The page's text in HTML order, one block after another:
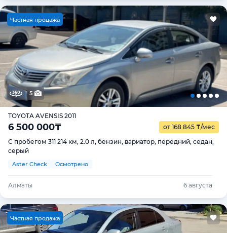
Частная продажа
5
TOYOTA AVENSIS 2011
6 500 000₸ от 168 845 ₸/мес
С пробегом 311 214 км, 2.0 л, бензин, вариатор, передний, седан,
серый
Aster Check Осмотрено
Алматы 6 августа
Частная продажа